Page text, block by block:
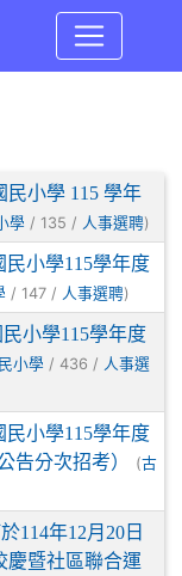
民小學 115 學年
學 / 135 / 人事選聘)
小學115學年度
/ 147 / 人事選聘)
小學115學年度
小學 / 436 / 人事選
小學115學年度
告分次招考）
(古
114年12月20日
慶暨社區聯合運